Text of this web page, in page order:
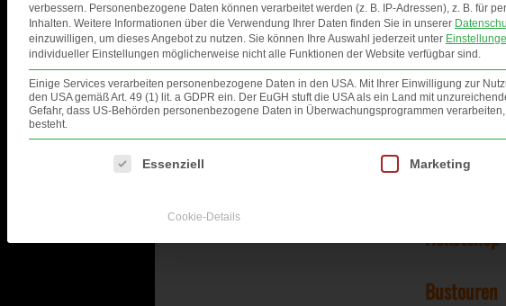
ELECTRICSEA
Ticketshop
Bustouren
verbessern. Personenbezogene Daten können verarbeitet werden (z. B. IP-Adressen), z. B. für
Inhalten. Weitere Informationen über die Verwendung Ihrer Daten finden Sie in unserer
einzuwilligen, um dieses Angebot zu nutzen. Sie können Ihre Auswahl jederzeit unter
individueller Einstellungen möglicherweise nicht alle Funktionen der Website verfügbar sind.
Einige Services verarbeiten personenbezogene Daten in den USA. Mit Ihrer Einwilligung zur
den USA gemäß Art. 49 (1) lit. a GDPR ein. Der EuGH stuft die USA als ein Land mit
Gefahr, dass US-Behörden personenbezogene Daten in Überwachungsprogrammen
besteht.
Es folgt eine Liste der Service-Gruppen, für die eine Einwilligung erteilt werden kann. Die
Essenziell Marketing
Cookie-Details